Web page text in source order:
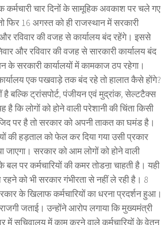
चार दिनों के सामूहिक अवकाश पर चले गए
फिर 16 अगस्त को ही राजस्थान में सरकारी
रविवार की वजह से कार्यालय बंद रहेंगे। इससे
और रविवार की वजह से सारकारी कार्यालय बंद
सरकारी कार्यालयों में कामकाज ठप रहेगा।
एक पखवाड़े तक बंद रहे तो हालात कैसे होंगे?
बल्कि ट्रांसपोर्ट, पंजीयन एवं मुद्रांक, सेल्टटैक्स
कि लोगों को होने वाली परेशानी की चिंता किसी
पर है तो सरकार को अपनी ताकत का घमंड है।
की हड़ताल को फेल कर दिया गया उसी प्रकार
जाएगा। सरकार को आम लोगों को होने वाली
पर कर्मचारियों की कमर तोडऩा चाहती है। यही
को भी सरकार गंभीरता से नहीं ले रही है। 8
के खिलाफ कर्मचारियों का धरना प्रदर्शन हुआ।
जताई। उन्होंने आरोप लगाया कि मुख्यमंत्री
में सचिवालय में काम करने वाले कर्मचारियों के वेतन